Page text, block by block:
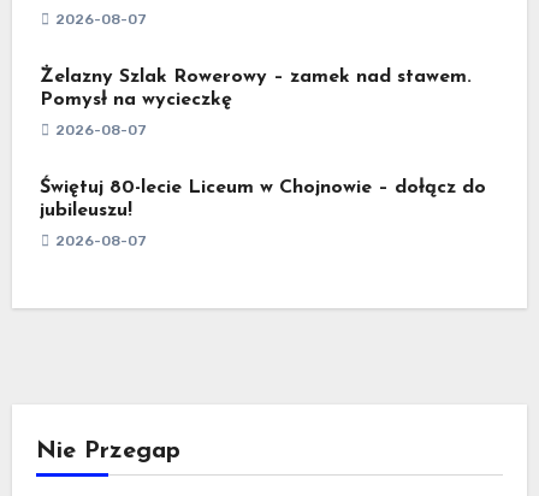
2026-08-07
Żelazny Szlak Rowerowy – zamek nad stawem.
Pomysł na wycieczkę
2026-08-07
Świętuj 80-lecie Liceum w Chojnowie – dołącz do
jubileuszu!
2026-08-07
Nie Przegap